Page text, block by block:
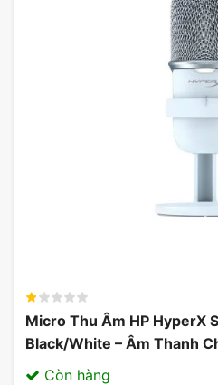
Micro Thu Âm HP HyperX
Black/White – Âm Thanh
Gọn Nhẹ 03/2025
Còn hàng